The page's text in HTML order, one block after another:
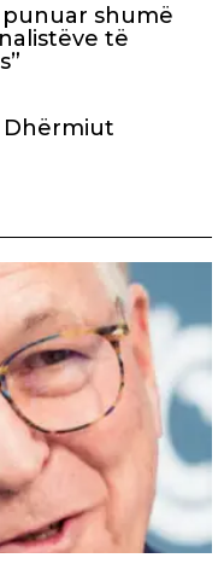
shumë
të
Dhërmiut